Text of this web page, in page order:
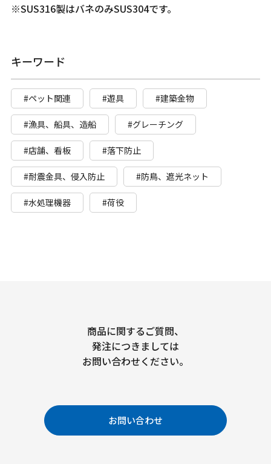
※SUS316製はバネのみSUS304です。
キーワード
#ペット関連 #遊具 #建築金物
#漁具、船具、造船 #グレーチング
#店舗、看板 #落下防止
#耐震金具、侵入防止 #防鳥、遮光ネット
#水処理機器 #荷役
商品に関するご質問、
発注につきましては
お問い合わせください。
お問い合わせ